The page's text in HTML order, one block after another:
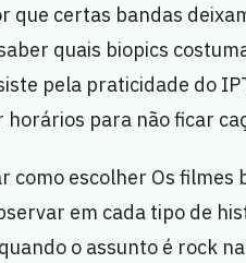
que certas bandas
quais biopics
pela praticidade do
horários para não ficar
como escolher Os filmes
em cada tipo de
o assunto é rock